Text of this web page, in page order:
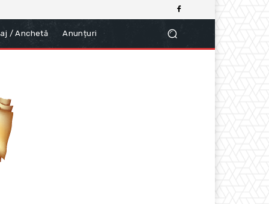
/ Anchetă Anunțuri